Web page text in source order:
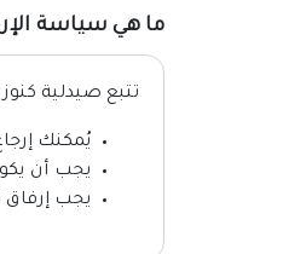
ما هي سياسة
تتبع صيدلية
يُمكنك إرجاع
يجب أن
يجب إرفاق